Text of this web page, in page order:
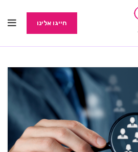
חייגו אלינו